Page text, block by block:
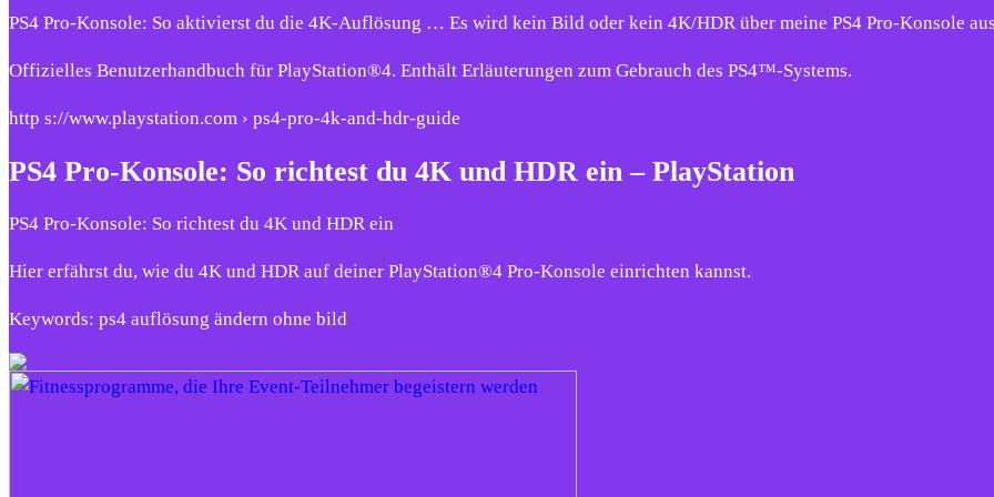
PS4 Pro-Konsole: So aktivierst du die 4K-Auflösung … Es wird kein Bild oder kein 4K/HDR über meine PS4 Pro-Konsole
Offizielles Benutzerhandbuch für PlayStation®4. Enthält Erläuterungen zum Gebrauch des PS4™-Systems.
http s://www.playstation.com › ps4-pro-4k-and-hdr-guide
PS4 Pro-Konsole: So richtest du 4K und HDR ein – PlayStation
PS4 Pro-Konsole: So richtest du 4K und HDR ein
Hier erfährst du, wie du 4K und HDR auf deiner PlayStation®4 Pro-Konsole einrichten kannst.
Keywords: ps4 auflösung ändern ohne bild